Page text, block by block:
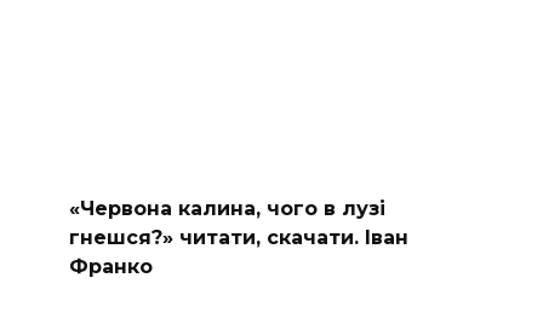
«Червона калина, чого в лузі
гнешся?» читати, скачати. Іван
Франко